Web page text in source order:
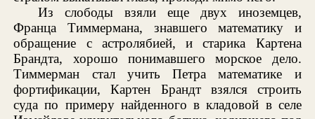
Из слободы взяли еще двух иноземцев,
Франца Тиммермана, знавшего математику и
обращение с астролябией, и старика Картена
Брандта, хорошо понимавшего морское дело.
Тиммерман стал учить Петра математике и
фортификации, Картен Брандт взялся строить
суда по примеру найденного в кладовой в селе